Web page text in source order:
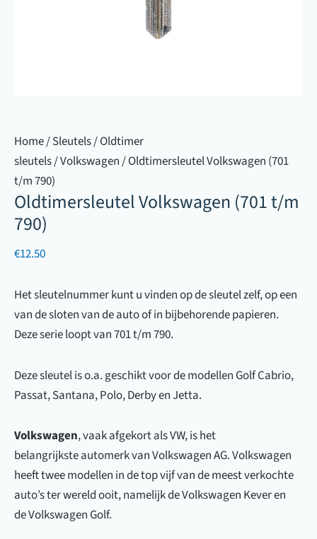
Home/Sleutels/Oldtimer
sleutels/Volkswagen/ Oldtimersleutel Volkswagen (701
t/m 790)
Oldtimersleutel Volkswagen (701 t/m
790)
€12.50
Het sleutelnummer kunt u vinden op de sleutel zelf, op een
van de sloten van de auto of in bijbehorende papieren.
Deze serie loopt van 701 t/m 790.
Deze sleutel is o.a. geschikt voor de modellen Golf Cabrio,
Passat, Santana, Polo, Derby en Jetta.
Volkswagen, vaak afgekort als VW, is het
belangrijkste automerk van Volkswagen AG. Volkswagen
heeft twee modellen in de top vijf van de meest verkochte
auto’s ter wereld ooit, namelijk de Volkswagen Kever en
de Volkswagen Golf.